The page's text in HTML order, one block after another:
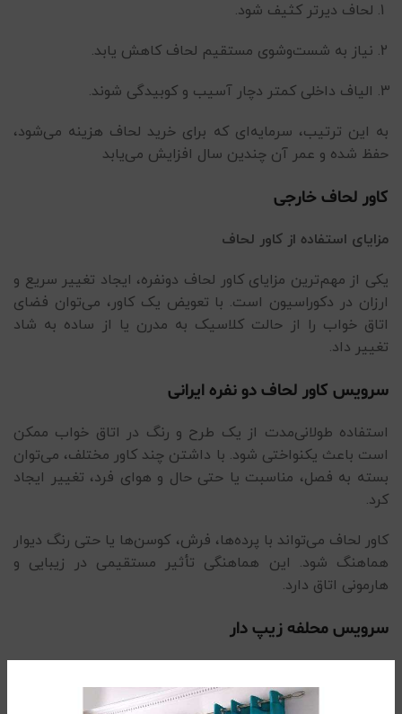
لحاف دیرتر کثیف شود.
نیاز به شست‌وشوی مستقیم لحاف کاهش یابد.
الیاف داخلی کمتر دچار آسیب و کوبیدگی شوند.
به این ترتیب، سرمایه‌ای که برای خرید لحاف هزینه می‌شود،
حفظ شده و عمر آن چندین سال افزایش می‌یابد
کاور لحاف خارجی
مزایای استفاده از کاور لحاف
یکی از مهم‌ترین مزایای کاور لحاف دونفره، ایجاد تغییر سریع و
ارزان در دکوراسیون است. با تعویض یک کاور، می‌توان فضای
اتاق خواب را از حالت کلاسیک به مدرن یا از ساده به شاد
تغییر داد.
سرویس کاور لحاف دو نفره ایرانی
استفاده طولانی‌مدت از یک طرح و رنگ در اتاق خواب ممکن
است باعث یکنواختی شود. با داشتن چند کاور مختلف، می‌توان
بسته به فصل، مناسبت یا حتی حال و هوای فرد، تغییر ایجاد
کرد.
کاور لحاف می‌تواند با پرده‌ها، فرش، کوسن‌ها یا حتی رنگ دیوار
هماهنگ شود. این هماهنگی تأثیر مستقیمی در زیبایی و
هارمونی اتاق دارد.
سرویس محلفه زیپ دار